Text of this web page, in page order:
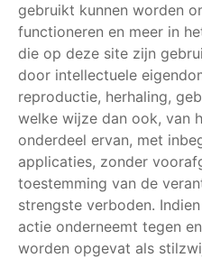
gebruikt kunnen worden
functioneren en meer in
die op deze site zijn
door intellectuele
reproductie, herhaling,
welke wijze dan ook, van
onderdeel ervan, met
applicaties, zonder
toestemming van de
strengste verboden.
actie onderneemt tegen
worden opgevat als